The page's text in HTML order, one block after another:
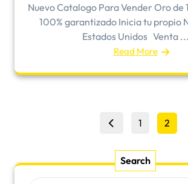
Nuevo Catalogo Para Vender Oro de
100% garantizado Inicia tu propio
Estados Unidos Venta ...
Read More
Posts
Page
1 Page
2
Search